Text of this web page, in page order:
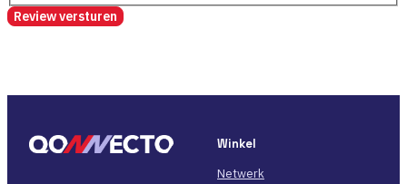
Review versturen
Winkel
Netwerk